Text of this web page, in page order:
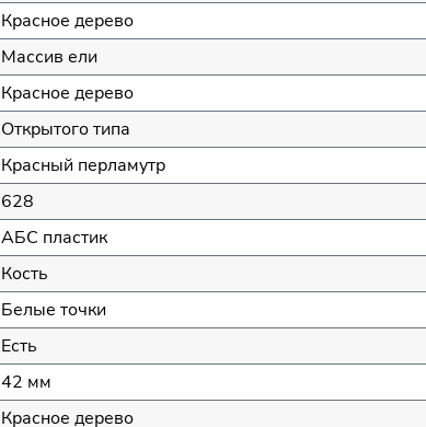
Красное дерево
Массив ели
Красное дерево
Открытого типа
Красный перламутр
628
АБС пластик
Кость
Белые точки
Есть
42 мм
Красное дерево